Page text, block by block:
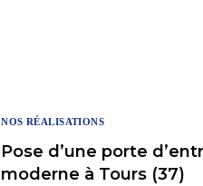
NOS RÉALISATIONS
Pose d’une porte
moderne à Tours (37)